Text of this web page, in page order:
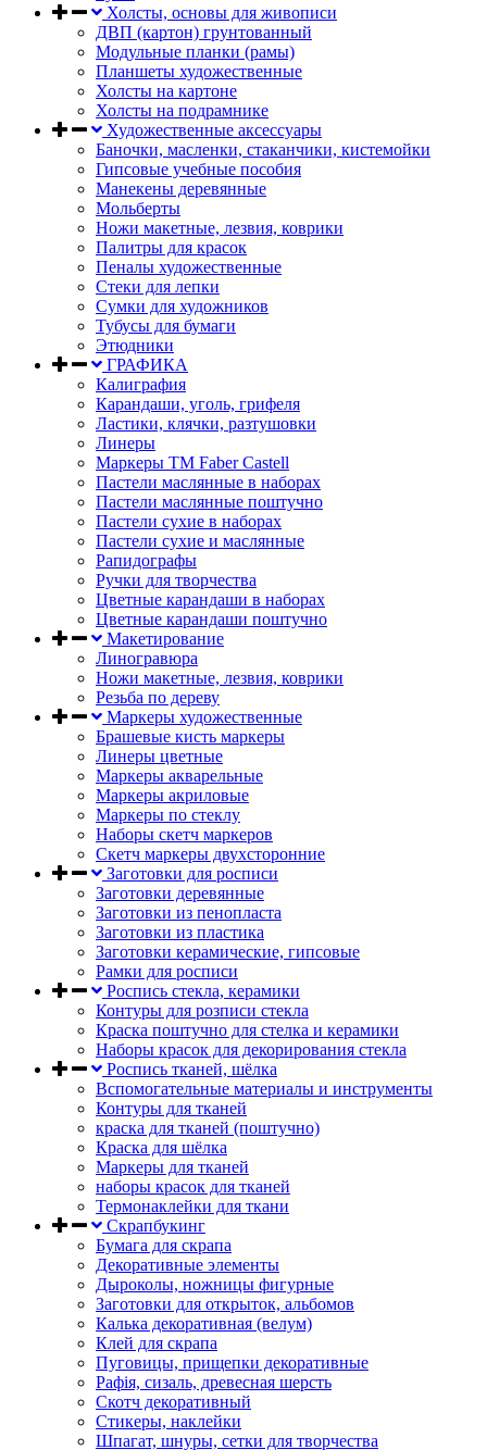
Холсты, основы для живописи
ДВП (картон) грунтованный
Модульные планки (рамы)
Планшеты художественные
Холсты на картоне
Холсты на подрамнике
Художественные аксессуары
Баночки, масленки, стаканчики, кистемойки
Гипсовые учебные пособия
Манекены деревянные
Мольберты
Ножи макетные, лезвия, коврики
Палитры для красок
Пеналы художественные
Стеки для лепки
Сумки для художников
Тубусы для бумаги
Этюдники
ГРАФИКА
Калиграфия
Карандаши, уголь, грифеля
Ластики, клячки, разтушовки
Линеры
Маркеры TM Faber Castell
Пастели маслянные в наборах
Пастели маслянные поштучно
Пастели сухие в наборах
Пастели сухие и маслянные
Рапидографы
Ручки для творчества
Цветные карандаши в наборах
Цветные карандаши поштучно
Макетирование
Линогравюра
Ножи макетные, лезвия, коврики
Резьба по дереву
Маркеры художественные
Брашевые кисть маркеры
Линеры цветные
Маркеры акварельные
Маркеры акриловые
Маркеры по стеклу
Наборы скетч маркеров
Скетч маркеры двухсторонние
Заготовки для росписи
Заготовки деревянные
Заготовки из пенопласта
Заготовки из пластика
Заготовки керамические, гипсовые
Рамки для росписи
Роспись стекла, керамики
Контуры для розписи стекла
Краска поштучно для стелка и керамики
Наборы красок для декорирования стекла
Роспись тканей, шёлка
Вспомогательные материалы и инструменты
Контуры для тканей
краска для тканей (поштучно)
Краска для шёлка
Маркеры для тканей
наборы красок для тканей
Термонаклейки для ткани
Скрапбукинг
Бумага для скрапа
Декоративные элементы
Дыроколы, ножницы фигурные
Заготовки для открыток, альбомов
Калька декоративная (велум)
Клей для скрапа
Пуговицы, прищепки декоративные
Рафія, сизаль, древесная шерсть
Скотч декоративный
Стикеры, наклейки
Шпагат, шнуры, сетки для творчества